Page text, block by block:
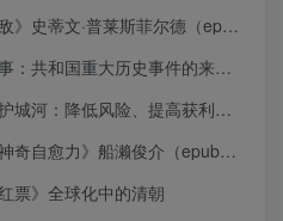
蒂文·普莱斯菲尔德（epub+mobi+azw3+pdf）
和国重大历史事件的来龙去脉》（全二册）（pdf）
低风险、提高获利的股市真规则(epub+azw3+mobi)
愈力》船濑俊介（epub+mobi+azw3+pdf）
票》全球化中的清朝